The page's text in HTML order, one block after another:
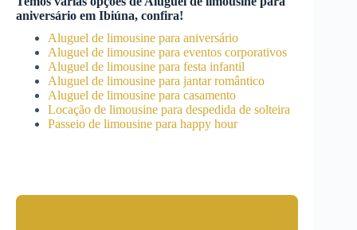
aniversário em Ibiúna, confira!
Aluguel de limousine para aniversário
Aluguel de limousine para eventos corporativos
Aluguel de limousine para festa infantil
Aluguel de limousine para jantar romântico
Aluguel de limousine para casamento
Locação de limousine para despedida de solteira
Passeio de limousine para happy hour